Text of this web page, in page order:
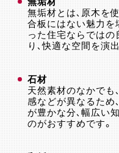
無垢材とは、原木を
合板にはない魅力を
った住宅ならではの
り、快適な空間を演
石材
天然素材のなかでも
感などが異なるため
が豊かな分、幅広い
のがおすすめです。